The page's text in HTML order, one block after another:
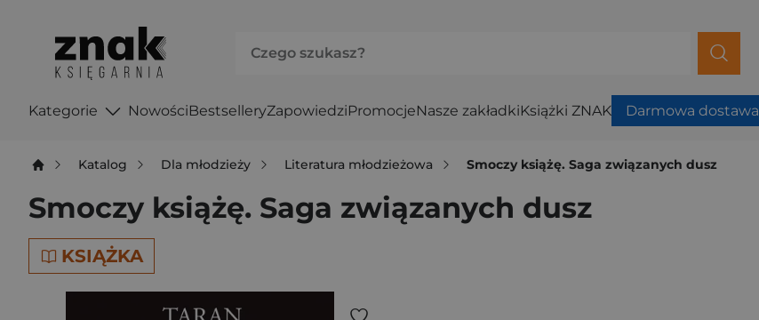
Kategorie NowościBestselleryZapowiedziPromocjeNasze zakładkiKsiążki ZNAK Darmowa dostawa
Katalog Dla młodzieży Literatura młodzieżowa Smoczy książę. Saga związanych dusz
Smoczy książę. Saga związanych dusz
KSIĄŻKA